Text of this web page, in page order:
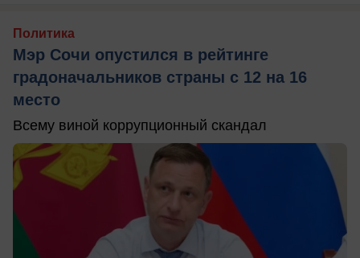
Политика
Мэр Сочи опустился в рейтинге
градоначальников страны с 12 на 16
место
Всему виной коррупционный скандал